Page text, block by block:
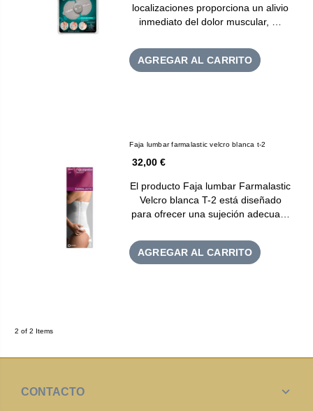
localizaciones proporciona un alivio
inmediato del dolor muscular, …
AGREGAR AL CARRITO
Faja lumbar farmalastic velcro blanca t-2
32,00 €
El producto Faja lumbar Farmalastic
Velcro blanca T-2 está diseñado
para ofrecer una sujeción adecua…
AGREGAR AL CARRITO
2 of 2 Items
CONTACTO